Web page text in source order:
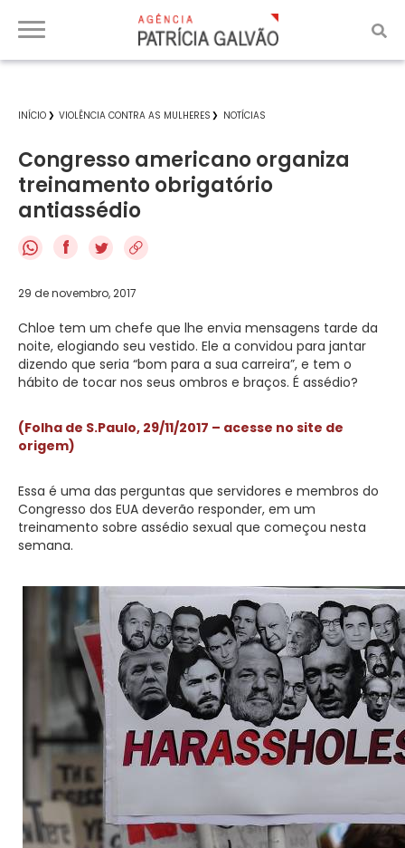
INÍCIO VIOLÊNCIA CONTRA AS MULHERES NOTÍCIAS
Congresso americano organiza
treinamento obrigatório
antiassédio
f
29 de novembro, 2017
Chloe tem um chefe que lhe envia mensagens tarde da
noite, elogiando seu vestido. Ele a convidou para jantar
dizendo que seria “bom para a sua carreira”, e tem o
hábito de tocar nos seus ombros e braços. É assédio?
(Folha de S.Paulo, 29/11/2017 – acesse no site de
origem)
Essa é uma das perguntas que servidores e membros do
Congresso dos EUA deverão responder, em um
treinamento sobre assédio sexual que começou nesta
semana.